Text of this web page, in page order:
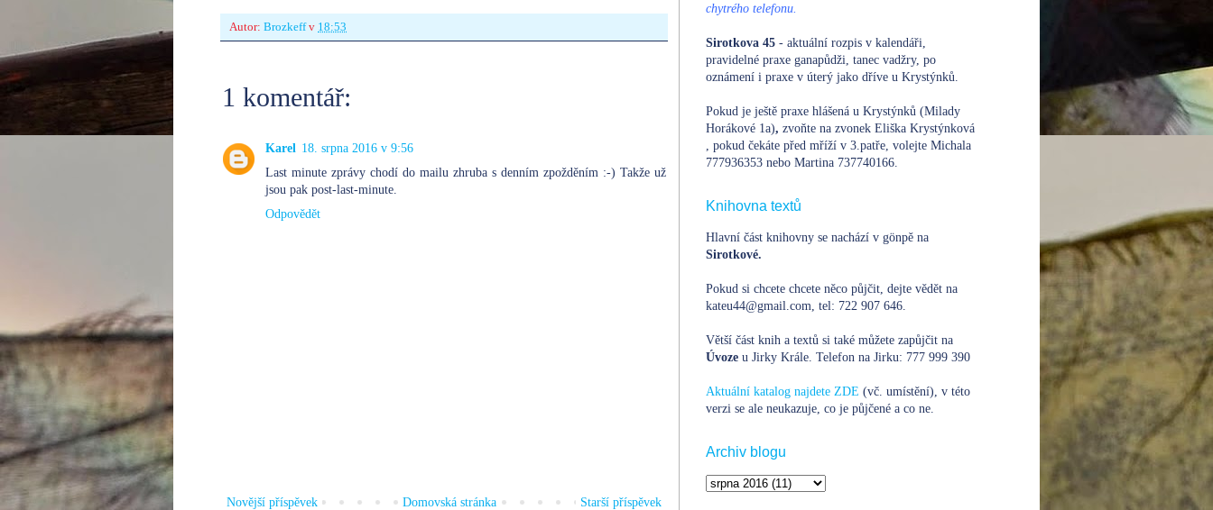
Autor: Brozkeff v 18:53
1 komentář:
Karel
18. srpna 2016 v 9:56
Last minute zprávy chodí do mailu zhruba s denním zpožděním :-) Takže už
jsou pak post-last-minute.
Odpovědět
Novější příspěvek Starší příspěvek
Domovská stránka
chytrého telefonu.
Sirotkova 45 - aktuální rozpis v kalendáři,
pravidelné praxe ganapůdži, tanec vadžry, po
oznámení i praxe v úterý jako dříve u Krystýnků.
Pokud je ještě praxe hlášená u Krystýnků (Milady
Horákové 1a), zvoňte na zvonek Eliška Krystýnková
, pokud čekáte před mříží v 3.patře, volejte Michala
777936353 nebo Martina 737740166.
Knihovna textů
Hlavní část knihovny se nachází v gönpě na
Sirotkové.
Pokud si chcete chcete něco půjčit, dejte vědět na
kateu44@gmail.com, tel: 722 907 646.
Větší část knih a textů si také můžete zapůjčit na
Úvoze u Jirky Krále. Telefon na Jirku: 777 999 390
Aktuální katalog najdete ZDE (vč. umístění), v této
verzi se ale neukazuje, co je půjčené a co ne.
Archiv blogu